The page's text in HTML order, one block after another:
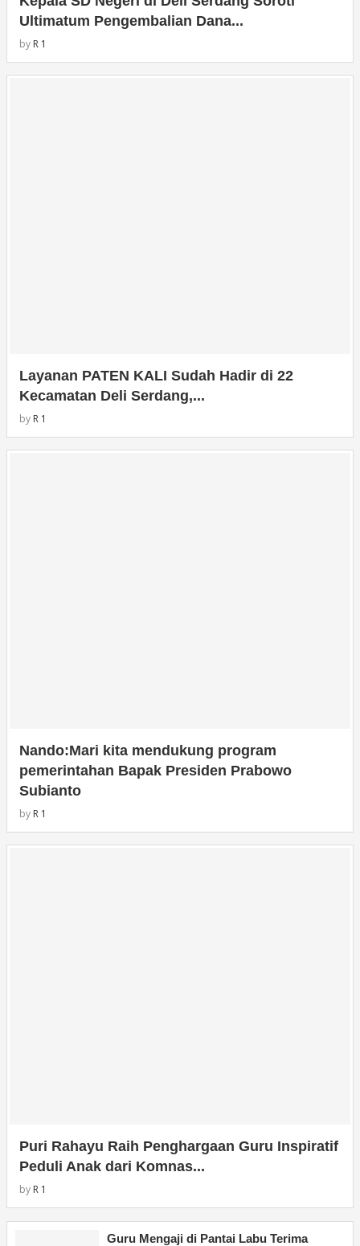
Ultimatum Pengembalian Dana...
by R 1
Layanan PATEN KALI Sudah Hadir di 22
Kecamatan Deli Serdang,...
by R 1
Nando:Mari kita mendukung program
pemerintahan Bapak Presiden Prabowo
Subianto
by R 1
Puri Rahayu Raih Penghargaan Guru Inspiratif
Peduli Anak dari Komnas...
by R 1
Guru Mengaji di Pantai Labu Terima